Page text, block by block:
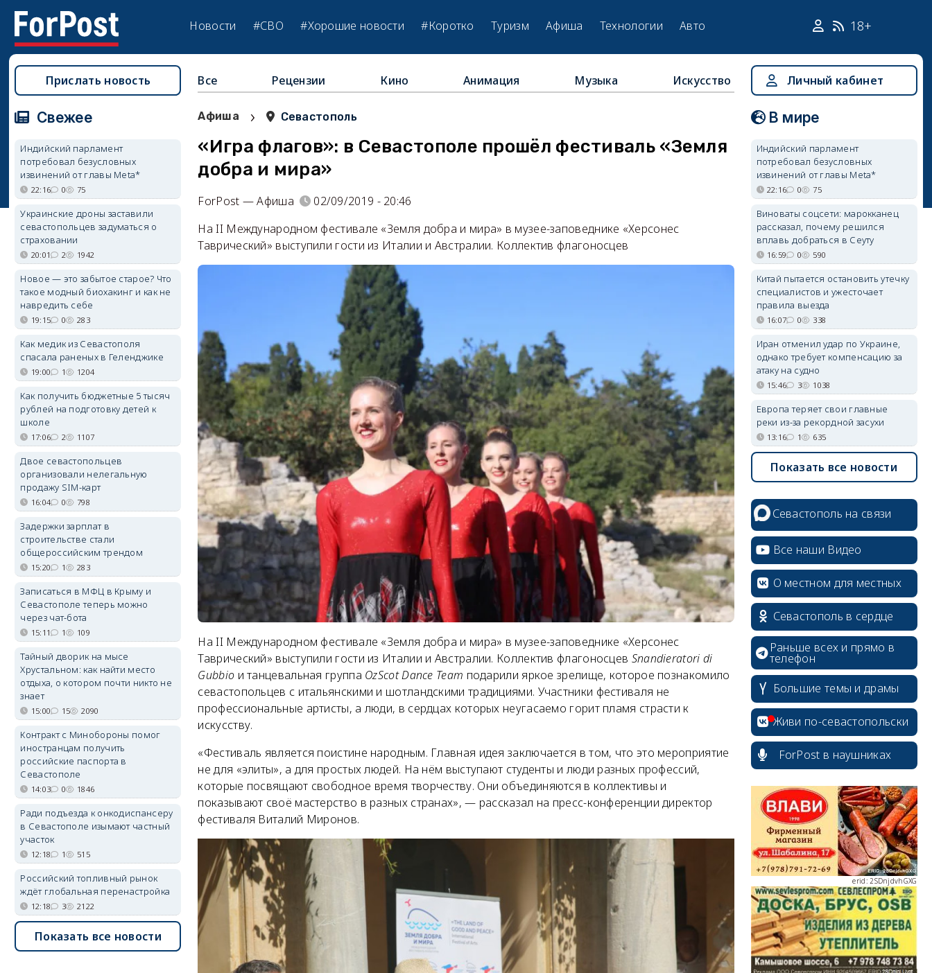
Новости #СВО #Хорошие новости #Коротко Туризм Афиша Технологии Авто 18+
Все Рецензии Кино Анимация Музыка Искусство
Афиша › Севастополь
«Игра флагов»: в Севастополе прошёл фестиваль «Земля
добра и мира»
ForPost — Афиша
02/09/2019 - 20:46
На II Международном фестивале «Земля добра и мира» в музее-заповеднике «Херсонес
Таврический» выступили гости из Италии и Австралии. Коллектив флагоносцев
На II Международном фестивале «Земля добра и мира» в музее-заповеднике «Херсонес
Таврический» выступили гости из Италии и Австралии. Коллектив флагоносцев Snandieratori di
Gubbio и танцевальная группа OzScot Dance Team подарили яркое зрелище, которое познакомило
севастопольцев с итальянскими и шотландскими традициями. Участники фестиваля не
профессиональные артисты, а люди, в сердцах которых неугасаемо горит пламя страсти к
искусству.
«Фестиваль является поистине народным. Главная идея заключается в том, что это мероприятие
не для «элиты», а для простых людей. На нём выступают студенты и люди разных профессий,
которые посвящают свободное время творчеству. Они объединяются в коллективы и
показывают своё мастерство в разных странах», — рассказал на пресс-конференции директор
фестиваля Виталий Миронов.
Прислать новость
Свежее
Индийский парламент
потребовал безусловных
извинений от главы Meta*
22:16 0 75
Украинские дроны заставили
севастопольцев задуматься о
страховании
20:01 2 1942
Новое — это забытое старое? Что
такое модный биохакинг и как не
навредить себе
19:15 0 283
Как медик из Севастополя
спасала раненых в Геленджике
19:00 1 1204
Как получить бюджетные 5 тысяч
рублей на подготовку детей к
школе
17:06 2 1107
Двое севастопольцев
организовали нелегальную
продажу SIM-карт
16:04 0 798
Задержки зарплат в
строительстве стали
общероссийским трендом
15:20 1 283
Записаться в МФЦ в Крыму и
Севастополе теперь можно
через чат-бота
15:11 1 109
Тайный дворик на мысе
Хрустальном: как найти место
отдыха, о котором почти никто не
знает
15:00 15 2090
Контракт с Минобороны помог
иностранцам получить
российские паспорта в
Севастополе
14:03 0 1846
Ради подъезда к онкодиспансеру
в Севастополе изымают частный
участок
12:18 1 515
Российский топливный рынок
ждёт глобальная перенастройка
12:18 3 2122
Показать все новости
Личный кабинет
В мире
Индийский парламент
потребовал безусловных
извинений от главы Meta*
22:16 0 75
Виноваты соцсети: марокканец
рассказал, почему решился
вплавь добраться в Сеуту
16:59 0 590
Китай пытается остановить утечку
специалистов и ужесточает
правила выезда
16:07 0 338
Иран отменил удар по Украине,
однако требует компенсацию за
атаку на судно
15:46 3 1038
Европа теряет свои главные
реки из-за рекордной засухи
13:16 1 635
Показать все новости
Севастополь на связи
Все наши Видео
О местном для местных
Севастополь в сердце
Раньше всех и прямо в
телефон
Большие темы и драмы
Живи по-севастопольски
ForPost в наушниках
erid: 2SDnjcrDNw6
erid: 2SDnjdvhGXG